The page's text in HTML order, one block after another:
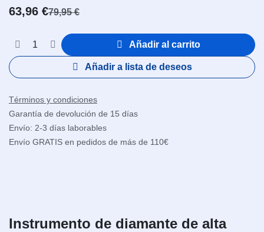
63,96 €79,95€
Añadir al carrito
Añadir a lista de deseos
Términos y condiciones
Garantía de devolución de 15 días
Envío: 2-3 días laborables
Envío GRATIS en pedidos de más de 110€
Instrumento de diamante de alta